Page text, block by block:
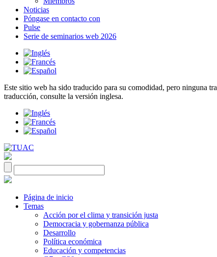
Noticias
Póngase en contacto con
Pulse
Serie de seminarios web 2026
Este sitio web ha sido traducido para su comodidad, pero ninguna
traducción, consulte la versión inglesa.
Página de inicio
Temas
Acción por el clima y transición justa
Democracia y gobernanza pública
Desarrollo
Política económica
Educación y competencias